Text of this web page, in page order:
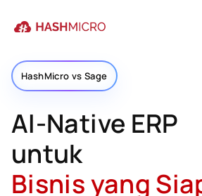
HashMicro vs Sage
AI-Native ERP
untuk
Bisnis yang